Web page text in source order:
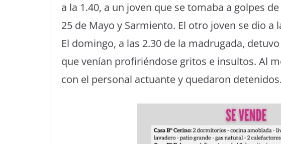
a la 1.40, a un joven que se tomaba a golpes
25 de Mayo y Sarmiento. El otro joven se dio a
El domingo, a las 2.30 de la madrugada,
que venían profiriéndose gritos e insultos. Al
con el personal actuante y quedaron detenidos.